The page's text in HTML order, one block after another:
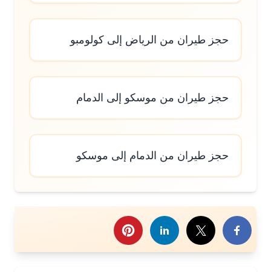
حجز طيران من الرياض إلى كولومبو
حجز طيران من موسكو إلى الدمام
حجز طيران من الدمام إلى موسكو
هذا الموضوع